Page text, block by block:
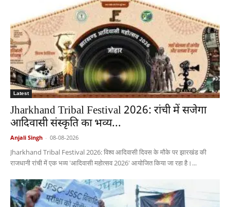
Latest
Jharkhand Tribal Festival 2026: रांची में सजेगा
आदिवासी संस्कृति का भव्य...
Anjali Singh - 08-08-2026
Jharkhand Tribal Festival 2026: विश्व आदिवासी दिवस के मौके पर झारखंड की
राजधानी रांची में एक भव्य 'आदिवासी महोत्सव 2026' आयोजित किया जा रहा है।...